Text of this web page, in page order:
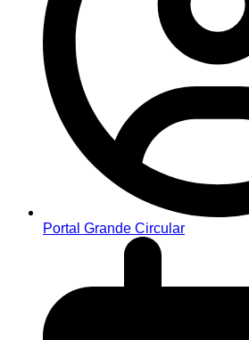
Portal Grande Circular